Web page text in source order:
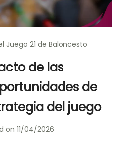
Juego 21 de Baloncesto
de las
de
del juego
on 11/04/2026